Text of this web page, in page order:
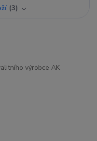
3
výrobce AK